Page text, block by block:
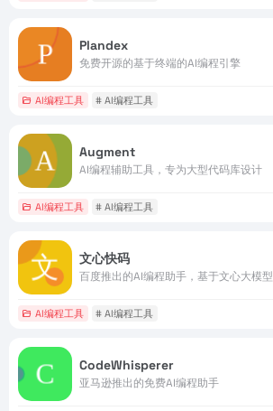
Plandex
免费开源的基于终端的AI编程引擎
AI编程工具 # AI编程工具
Augment
AI编程辅助工具，专为大型代码库设计
AI编程工具 # AI编程工具
文心快码
百度推出的AI编程助手，基于文心大模型
AI编程工具 # AI编程工具
CodeWhisperer
亚马逊推出的免费AI编程助手